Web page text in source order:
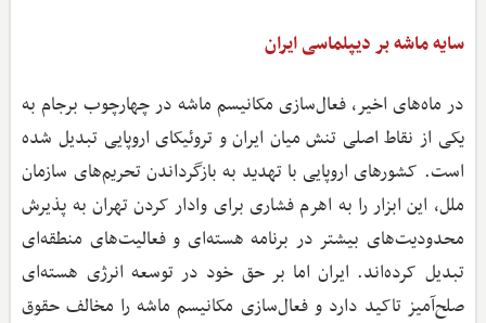
سایه ماشه بر دیپلماسی ایران
در ماه‌های اخیر، فعال‌سازی مکانیسم ماشه در چهارچوب برجام به
یکی از نقاط اصلی تنش میان ایران و تروئیکای اروپایی تبدیل شده
است. کشورهای اروپایی با تهدید به بازگرداندن تحریم‌های سازمان
ملل، این ابزار را به اهرم فشاری برای وادار کردن تهران به پذیرش
محدودیت‌های بیشتر در برنامه هسته‌ای و فعالیت‌های منطقه‌ای
تبدیل کرده‌اند. ایران اما بر حق خود در توسعه انرژی هسته‌ای
صلح‌آمیز تاکید دارد و فعال‌سازی مکانیسم ماشه را مخالف حقوق